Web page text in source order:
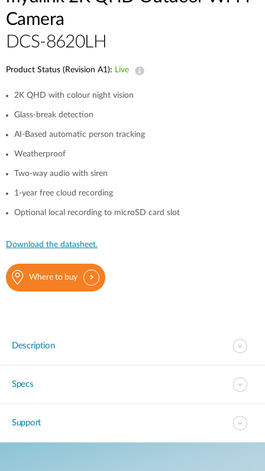
mydlink
Σημεία Πώλησης
Videos
Blog
Υποστήριξη
Contact
Support Portal
Camera
DCS-8620LH
Product Status (Revision A1): Live
2K QHD with colour night vision
Glass-break detection
AI-Based automatic person tracking
Weatherproof
Two-way audio with siren
1-year free cloud recording
Optional local recording to microSD card slot
Download the datasheet.
Where to buy
Description
Specs
Support